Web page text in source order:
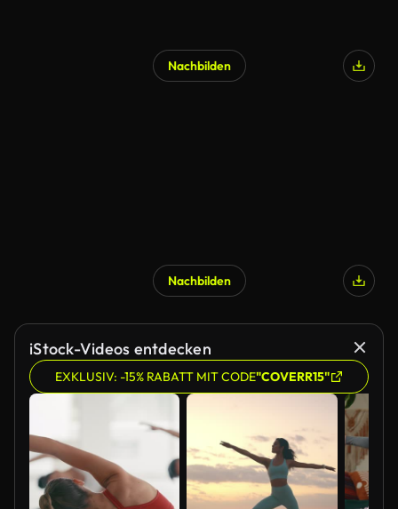
Nachbilden
Nachbilden
iStock-Videos entdecken
EXKLUSIV: -15% RABATT MIT CODE"COVERR15"